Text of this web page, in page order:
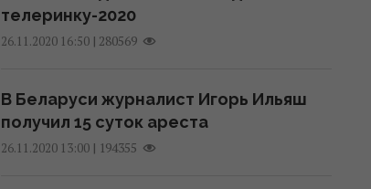
телеринку-2020
26.11.2020 16:50| 280569
В Беларуси журналист Игорь Ильяш
получил 15 суток ареста
26.11.2020 13:00| 194355